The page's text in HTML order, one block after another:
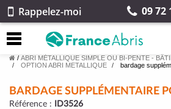
Rappelez-moi 09 72
/ ABRI MÉTALLIQUE SIMPLE OU BI-PENTE -
OPTION ABRI METALLIQUE
bardage
BARDAGE SUPPLÉMENTAIRE
Référence : ID3526